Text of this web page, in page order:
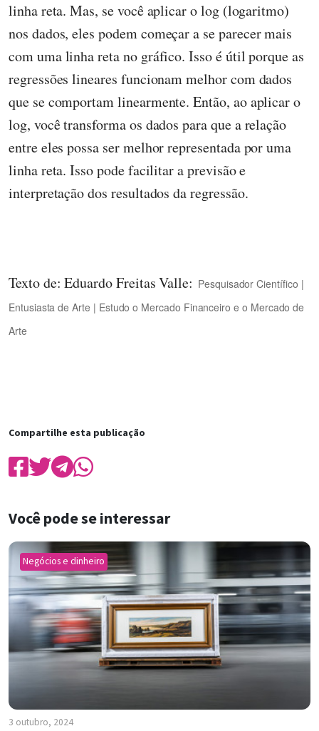
linha reta. Mas, se você aplicar o log (logaritmo)
nos dados, eles podem começar a se parecer mais
com uma linha reta no gráfico. Isso é útil porque as
regressões lineares funcionam melhor com dados
que se comportam linearmente. Então, ao aplicar o
log, você transforma os dados para que a relação
entre eles possa ser melhor representada por uma
linha reta. Isso pode facilitar a previsão e
interpretação dos resultados da regressão.
Texto de: Eduardo Freitas Valle: Pesquisador Científico |
Entusiasta de Arte | Estudo o Mercado Financeiro e o Mercado de
Arte
Compartilhe esta publicação
Você pode se interessar
Negócios e dinheiro
3 outubro, 2024